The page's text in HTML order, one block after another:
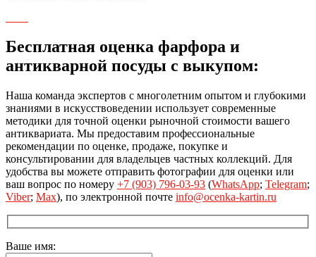
Бесплатная оценка фарфора и
антикварной посуды с выкупом:
Наша команда экспертов с многолетним опытом и глубокими
знаниями в искусствоведении использует современные
методики для точной оценки рыночной стоимости вашего
антиквариата. Мы предоставим профессиональные
рекомендации по оценке, продаже, покупке и
консультировании для владельцев частных коллекций. Для
удобства вы можете отправить фотографии для оценки или
ваш вопрос по номеру +7 (903) 796-03-93 (WhatsApp; Telegram;
Viber; Max), по электронной почте info@ocenka-kartin.ru
Ваше имя: